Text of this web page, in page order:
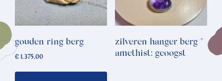
gouden ring berg
€ 1.375,00
zilveren hanger berg *
amethist: geoogst